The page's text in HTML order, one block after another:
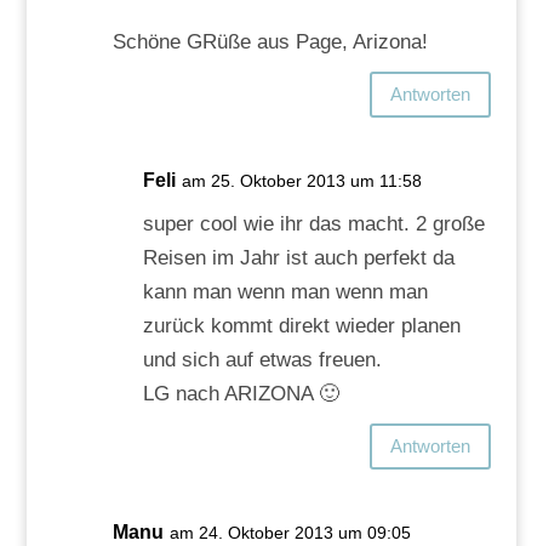
Schöne GRüße aus Page, Arizona!
Antworten
Feli am 25. Oktober 2013 um 11:58
super cool wie ihr das macht. 2 große
Reisen im Jahr ist auch perfekt da
kann man wenn man wenn man
zurück kommt direkt wieder planen
und sich auf etwas freuen.
LG nach ARIZONA 🙂
Antworten
Manu am 24. Oktober 2013 um 09:05